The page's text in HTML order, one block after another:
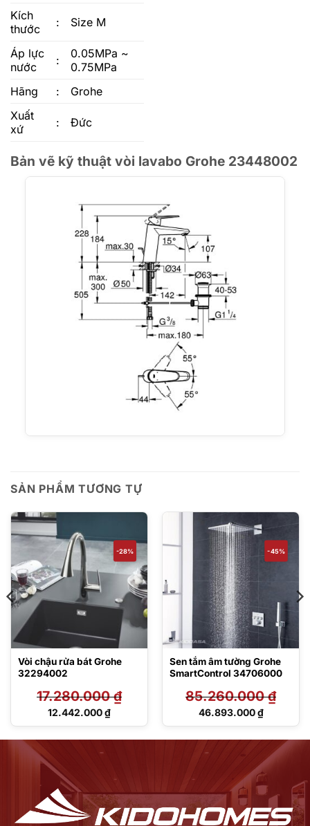
Kích
thước
: Size M
Áp lực
nước
:
0.05MPa ~
0.75MPa
Hãng
:
Grohe
Xuất
xứ
: Đức
Bản vẽ kỹ thuật vòi lavabo Grohe 23448002
SẢN PHẨM TƯƠNG TỰ
-28%
Vòi chậu rửa bát Grohe
32294002
17.280.000₫
Giá
12.442.000₫
Giá
-45%
Sen tắm âm tường Grohe
SmartControl 34706000
85.260.000₫
Giá
85.260.000 ₫.
46.893.000₫
Giá
46.893.000 ₫.